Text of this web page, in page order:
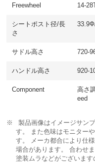
Freewheel 14-28T
シートポスト径/長
さ
サドル高さ 720-
ハンドル高さ 920-
Component
高さ
eed
製品画像はイメージサン
す。 また色味はモニター
す。 メーカ都合により仕
場合があります。 合わせ
塗装ムラなどがございます